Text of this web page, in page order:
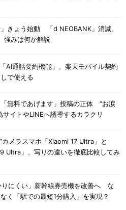
」きょう始動 「d NEOBANK」消滅、
みは何か解説
AI通話要約機能」、楽天モバイル契約
で使える
無料であげます」投稿の正体 “お涙
サイトやLINEへ誘導するカラクリ
カメラスマホ「Xiaomi 17 Ultra」と
Ultra」、写りの違いを徹底比較してみ
りにくい」新幹線券売機を改善へ な
く「駅での最短1分購入」を実現？